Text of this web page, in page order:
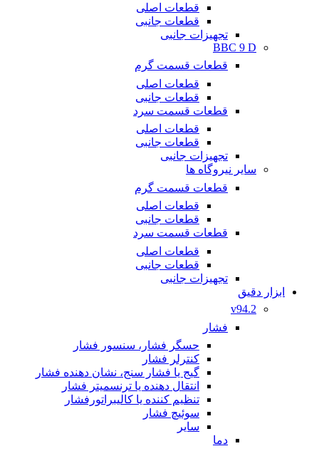
قطعات اصلی
قطعات جانبی
تجهیزات جانبی
BBC 9 D
قطعات قسمت گرم
قطعات اصلی
قطعات جانبی
قطعات قسمت سرد
قطعات اصلی
قطعات جانبی
تجهیزات جانبی
سایر نیروگاه ها
قطعات قسمت گرم
قطعات اصلی
قطعات جانبی
قطعات قسمت سرد
قطعات اصلی
قطعات جانبی
تجهیزات جانبی
ابزار دقیق
v94.2
فشار
حسگر فشار، سنسور فشار
کنترلر فشار
گیج یا فشار سنج، نشان دهنده فشار
انتقال دهنده یا ترنسمیتر فشار
تنظیم کننده یا کالیبراتورفشار
سوئیچ فشار
سایر
دما